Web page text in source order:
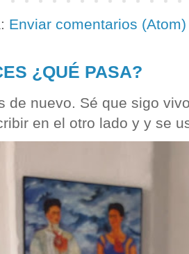
Enviar comentarios (Atom)
¿QUÉ PASA?
de nuevo. Sé que sigo
en el otro lado y y se